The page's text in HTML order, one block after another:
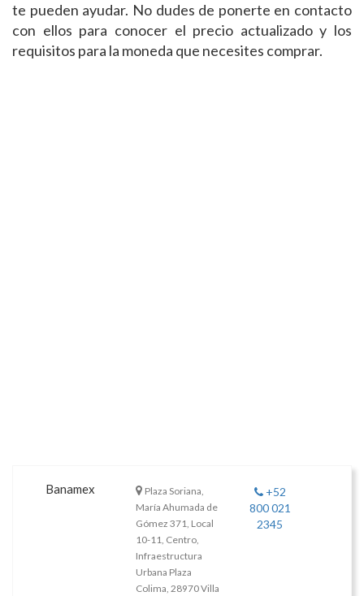
te pueden ayudar. No dudes de ponerte en contacto
con ellos para conocer el precio actualizado y los
requisitos para la moneda que necesites comprar.
Banamex
Plaza Soriana,
María Ahumada de
Gómez 371, Local
10-11, Centro,
Infraestructura
Urbana Plaza
Colima, 28970 Villa
+52
800 021
2345